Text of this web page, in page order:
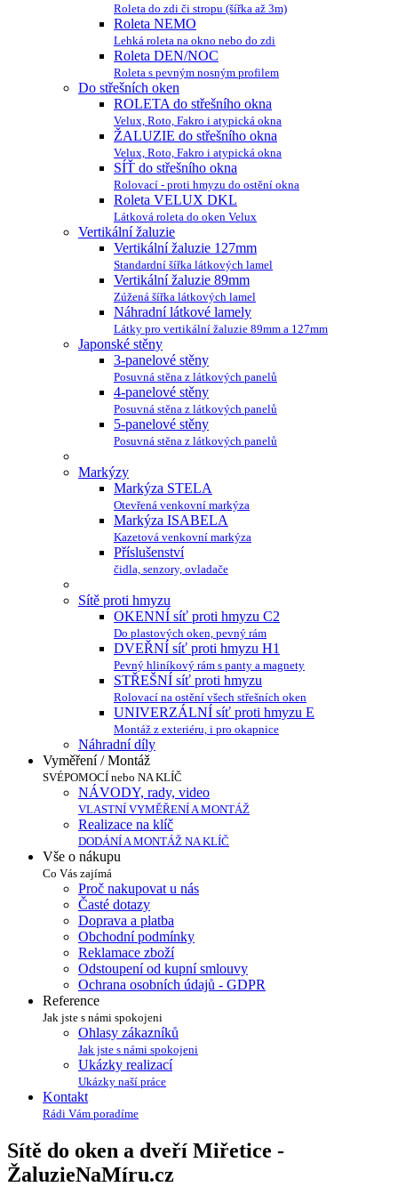
Roleta do zdi či stropu (šířka až 3m)
Roleta NEMO
Lehká roleta na okno nebo do zdi
Roleta DEN/NOC
Roleta s pevným nosným profilem
Do střešních oken
ROLETA do střešního okna
Velux, Roto, Fakro i atypická okna
ŽALUZIE do střešního okna
Velux, Roto, Fakro i atypická okna
SÍŤ do střešního okna
Rolovací - proti hmyzu do ostění okna
Roleta VELUX DKL
Látková roleta do oken Velux
Vertikální žaluzie
Vertikální žaluzie 127mm
Standardní šířka látkových lamel
Vertikální žaluzie 89mm
Zúžená šířka látkových lamel
Náhradní látkové lamely
Látky pro vertikální žaluzie 89mm a 127mm
Japonské stěny
3-panelové stěny
Posuvná stěna z látkových panelů
4-panelové stěny
Posuvná stěna z látkových panelů
5-panelové stěny
Posuvná stěna z látkových panelů
Markýzy
Markýza STELA
Otevřená venkovní markýza
Markýza ISABELA
Kazetová venkovní markýza
Příslušenství
čidla, senzory, ovladače
Sítě proti hmyzu
OKENNÍ síť proti hmyzu C2
Do plastových oken, pevný rám
DVEŘNÍ síť proti hmyzu H1
Pevný hliníkový rám s panty a magnety
STŘEŠNÍ síť proti hmyzu
Rolovací na ostění všech střešních oken
UNIVERZÁLNÍ síť proti hmyzu E
Montáž z exteriéru, i pro okapnice
Náhradní díly
Vyměření / Montáž
SVÉPOMOCÍ nebo NA KLÍČ
NÁVODY, rady, video
VLASTNÍ VYMĚŘENÍ A MONTÁŽ
Realizace na klíč
DODÁNÍ A MONTÁŽ NA KLÍČ
Vše o nákupu
Co Vás zajímá
Proč nakupovat u nás
Časté dotazy
Doprava a platba
Obchodní podmínky
Reklamace zboží
Odstoupení od kupní smlouvy
Ochrana osobních údajů - GDPR
Reference
Jak jste s námi spokojeni
Ohlasy zákazníků
Jak jste s námi spokojeni
Ukázky realizací
Ukázky naší práce
Kontakt
Rádi Vám poradíme
Sítě do oken a dveří Miřetice -
ŽaluzieNaMíru.cz